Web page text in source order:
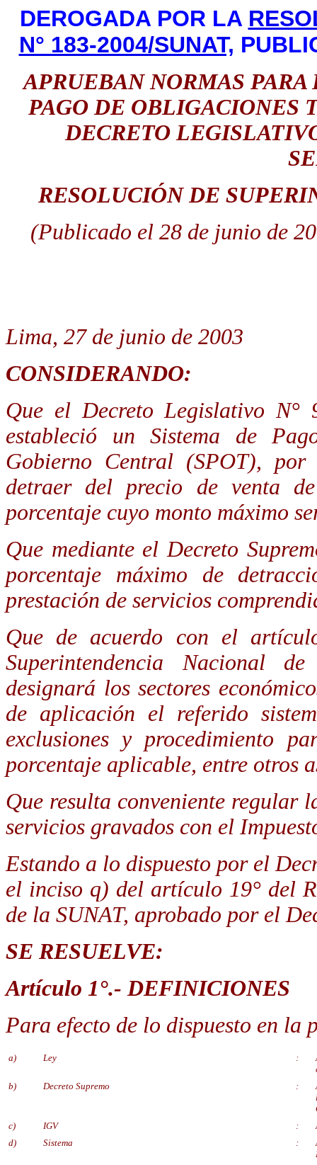
DEROGADA POR LA
N° 183-2004/SUNAT,
APRUEBAN NORMAS
PAGO DE OBLIGACIONES
DECRETO
RESOLUCIÓN DE
(Publicado el 28 de junio de
Lima, 27 de junio de 2003
CONSIDERANDO:
Que el Decreto Legislativo
estableció un Sistema de
Gobierno Central (SPOT),
detraer del precio de venta
porcentaje cuyo monto máximo
Que mediante el Decreto
porcentaje máximo de
prestación de servicios
Que de acuerdo con el
Superintendencia Nacional
designará los sectores
de aplicación el referido
exclusiones y procedimiento
porcentaje aplicable, entre otros
Que resulta conveniente regular
servicios gravados con el
Estando a lo dispuesto por el
el inciso q) del artículo 19° del
de la SUNAT, aprobado por el
SE RESUELVE:
Artículo 1°.- DEFINICIONES
Para efecto de lo dispuesto en la
a) Ley :
b)
Decreto Supremo :
c)
IGV :
d)
Sistema :